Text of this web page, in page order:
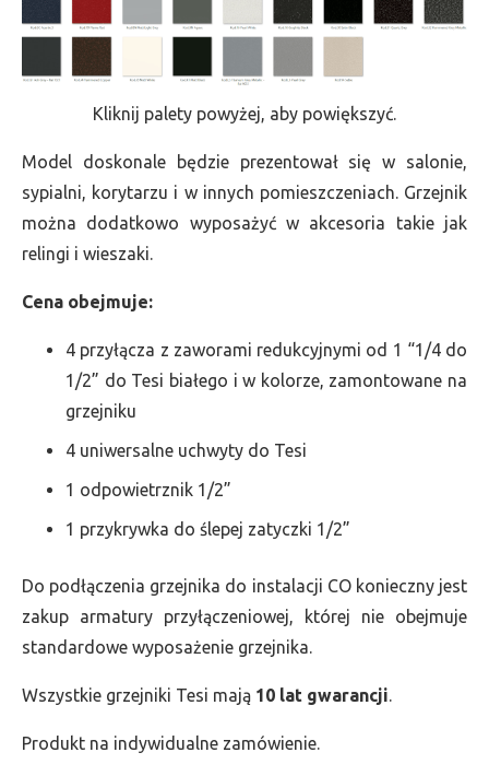
Kliknij palety powyżej, aby powiększyć.
Model doskonale będzie prezentował się w salonie,
sypialni, korytarzu i w innych pomieszczeniach. Grzejnik
można dodatkowo wyposażyć w akcesoria takie jak
relingi i wieszaki.
Cena obejmuje:
4 przyłącza z zaworami redukcyjnymi od 1 “1/4 do
1/2” do Tesi białego i w kolorze, zamontowane na
grzejniku
4 uniwersalne uchwyty do Tesi
1 odpowietrznik 1/2”
1 przykrywka do ślepej zatyczki 1/2”
Do podłączenia grzejnika do instalacji CO konieczny jest
zakup armatury przyłączeniowej, której nie obejmuje
standardowe wyposażenie grzejnika.
Wszystkie grzejniki Tesi mają 10 lat gwarancji.
Produkt na indywidualne zamówienie.